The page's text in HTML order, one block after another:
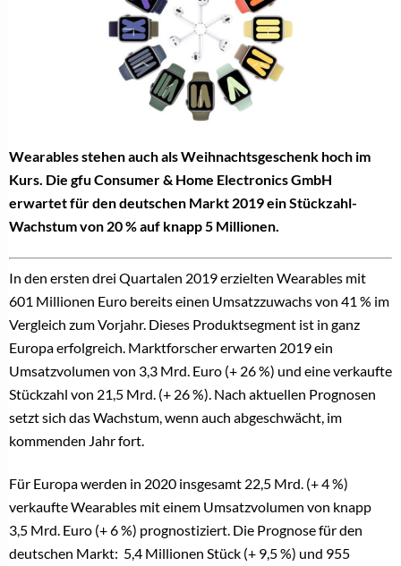
Wearables stehen auch als Weihnachtsgeschenk hoch im
Kurs. Die gfu Consumer & Home Electronics GmbH
erwartet für den deutschen Markt 2019 ein Stückzahl-
Wachstum von 20 % auf knapp 5 Millionen.
In den ersten drei Quartalen 2019 erzielten Wearables mit
601 Millionen Euro bereits einen Umsatzzuwachs von 41 % im
Vergleich zum Vorjahr. Dieses Produktsegment ist in ganz
Europa erfolgreich. Marktforscher erwarten 2019 ein
Umsatzvolumen von 3,3 Mrd. Euro (+ 26 %) und eine verkaufte
Stückzahl von 21,5 Mrd. (+ 26 %). Nach aktuellen Prognosen
setzt sich das Wachstum, wenn auch abgeschwächt, im
kommenden Jahr fort.
Für Europa werden in 2020 insgesamt 22,5 Mrd. (+ 4 %)
verkaufte Wearables mit einem Umsatzvolumen von knapp
3,5 Mrd. Euro (+ 6 %) prognostiziert. Die Prognose für den
deutschen Markt: 5,4 Millionen Stück (+ 9,5 %) und 955